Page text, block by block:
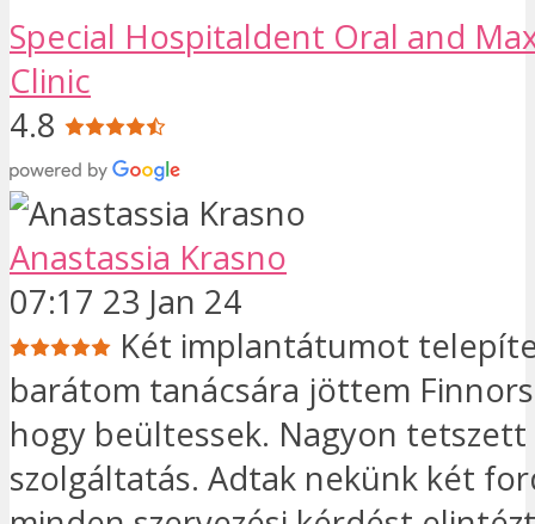
Special Hospitaldent Oral and
Clinic
4.8
Anastassia Krasno
07:17 23 Jan 24
Két implantátumot
barátom tanácsára jöttem
hogy beültessek. Nagyon tetszett
szolgáltatás. Adtak nekünk két